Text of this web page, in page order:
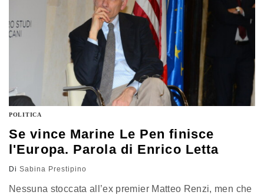
POLITICA
Se vince Marine Le Pen finisce
l'Europa. Parola di Enrico Letta
Di Sabina Prestipino
Nessuna stoccata all’ex premier Matteo Renzi, men che